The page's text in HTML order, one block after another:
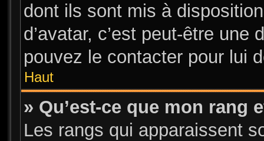
dont ils sont mis à
d’avatar, c’est peut-être une
pouvez le contacter pour lui
Haut
» Qu’est-ce que mon rang
Les rangs qui apparaissent